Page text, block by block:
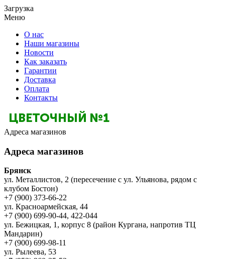
Загрузка
Меню
О нас
Наши магазины
Новости
Как заказать
Гарантии
Доставка
Оплата
Контакты
Адреса магазинов
Адреса магазинов
Брянск
ул. Металлистов, 2 (пересечение с ул. Ульянова, рядом с
клубом Бостон)
+7 (900) 373-66-22
ул. Красноармейская, 44
+7 (900) 699-90-44, 422-044
ул. Бежицкая, 1, корпус 8 (район Кургана, напротив ТЦ
Мандарин)
+7 (900) 699-98-11
ул. Рылеева, 53